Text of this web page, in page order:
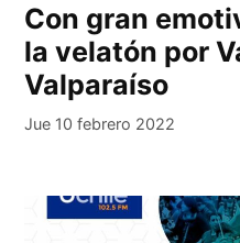
Con gran
la velatón por
Valparaíso
Jue 10 febrero 2022